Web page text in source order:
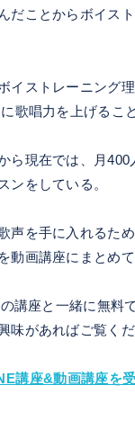
だことからボイス
イストレーニング
歌唱力を上げるこ
ら現在では、月400
ンをしている。
声を手に入れるた
動画講座にまとめて
講座と一緒に無料
味があればご覧くだ
講座&動画講座を